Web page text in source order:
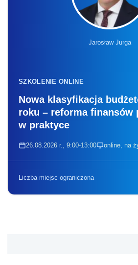
Jarosław Jurga
SZKOLENIE ONLINE
Nowa klasyfikacja
roku – reforma finansów
w praktyce
26.08.2026 r., 9:00-13:00 online, na
Liczba miejsc ograniczona